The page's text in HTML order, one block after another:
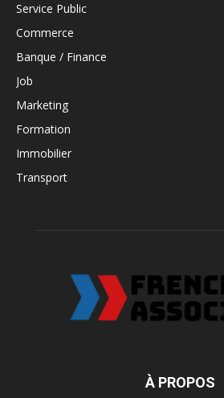
Service Public
Commerce
Banque / Finance
Job
Marketing
Formation
Immobilier
Transport
À PROPOS